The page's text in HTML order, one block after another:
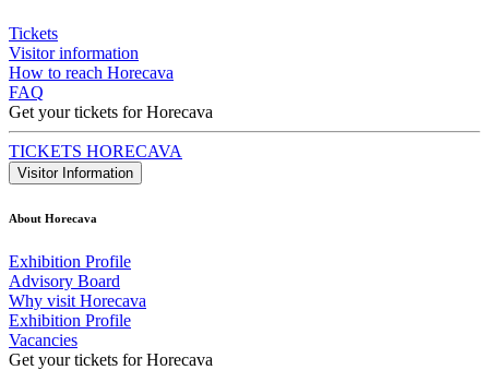
Tickets
Visitor information
How to reach Horecava
FAQ
Get your tickets for Horecava
TICKETS HORECAVA
Visitor Information
About Horecava
Exhibition Profile
Advisory Board
Why visit Horecava
Exhibition Profile
Vacancies
Get your tickets for Horecava